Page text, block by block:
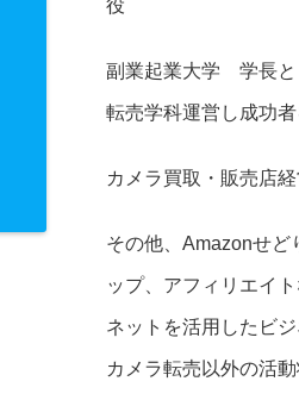
役
副業起業大学 学長と
転売学科運営し成功者
カメラ買取・販売店
その他、Amazonせど
ップ、アフィリエイ
ネットを活用したビジ
カメラ転売以外の活